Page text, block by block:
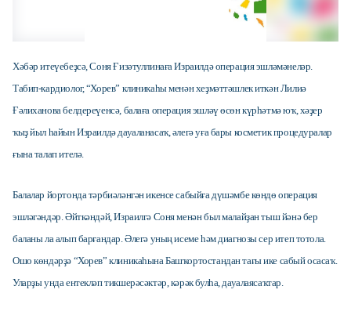
Хәбәр итеүебеҙсә, Соня Ғизәтуллинаға Израилдә операция эшләмәнеләр.
Табип-кардиолог, “Хорев” клиникаһы менән хеҙмәттәшлек иткән Лилиә
Ғәлиханова белдереүенсә, балаға операция эшләү өсөн күрһәтмә юҡ, хәҙер
ҡыҙ йыл һайын Израилдә дауаланасаҡ, әлегә уға бары косметик процедуралар
ғына талап ителә.
Балалар йортонда тәрбиәләнгән икенсе сабыйға дүшәмбе көндө операция
эшләгәндәр. Әйткәндәй, Израилгә Соня менән был малайҙан тыш йәнә бер
баланы ла алып барғандар. Әлегә уның исеме һәм диагнозы сер итеп тотола.
Ошо көндәрҙә “Хорев” клиникаһына Башҡортостандан тағы ике сабый осасаҡ.
Уларҙы унда ентекләп тикшерәсәктәр, кәрәк булһа, дауалаясаҡтар.